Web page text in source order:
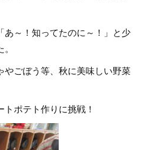
あ～！知ってたのに～！」と少
やごぼう等、秋に美味しい野菜
ポテト作りに挑戦！